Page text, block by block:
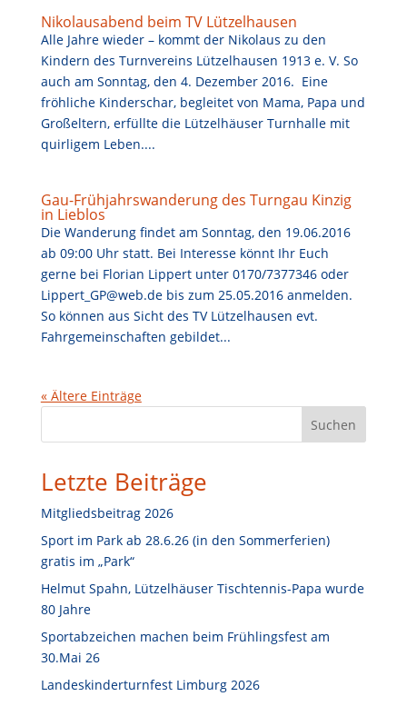
Nikolausabend beim TV Lützelhausen
Alle Jahre wieder – kommt der Nikolaus zu den
Kindern des Turnvereins Lützelhausen 1913 e. V. So
auch am Sonntag, den 4. Dezember 2016. Eine
fröhliche Kinderschar, begleitet von Mama, Papa und
Großeltern, erfüllte die Lützelhäuser Turnhalle mit
quirligem Leben....
Gau-Frühjahrswanderung des Turngau Kinzig
in Lieblos
Die Wanderung findet am Sonntag, den 19.06.2016
ab 09:00 Uhr statt. Bei Interesse könnt Ihr Euch
gerne bei Florian Lippert unter 0170/7377346 oder
Lippert_GP@web.de bis zum 25.05.2016 anmelden.
So können aus Sicht des TV Lützelhausen evt.
Fahrgemeinschaften gebildet...
« Ältere Einträge
u
h
n
Suchen
Letzte Beiträge
Mitgliedsbeitrag 2026
Sport im Park ab 28.6.26 (in den Sommerferien)
gratis im „Park“
Helmut Spahn, Lützelhäuser Tischtennis-Papa wurde
80 Jahre
Sportabzeichen machen beim Frühlingsfest am
30.Mai 26
Landeskinderturnfest Limburg 2026